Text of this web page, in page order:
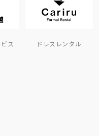
ス ドレスレンタル